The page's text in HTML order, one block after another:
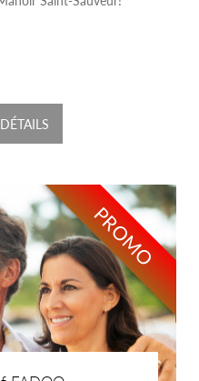
PROMO